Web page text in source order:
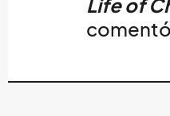
Life of